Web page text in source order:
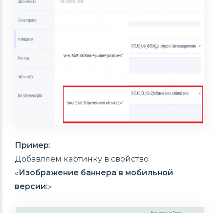
Пример:
Добавляем картинку в свойство
«Изображение баннера в мобильной
версии:»